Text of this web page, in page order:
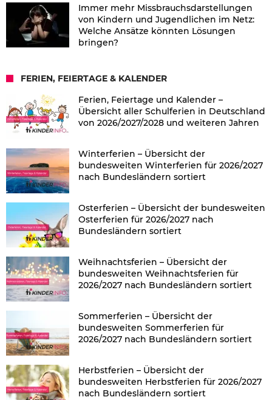
Immer mehr Missbrauchsdarstellungen
von Kindern und Jugendlichen im Netz:
Welche Ansätze könnten Lösungen
bringen?
FERIEN, FEIERTAGE & KALENDER
Ferien, Feiertage und Kalender –
Übersicht aller Schulferien in Deutschland
von 2026/2027/2028 und weiteren Jahren
Winterferien – Übersicht der
bundesweiten Winterferien für 2026/2027
nach Bundesländern sortiert
Osterferien – Übersicht der bundesweiten
Osterferien für 2026/2027 nach
Bundesländern sortiert
Weihnachtsferien – Übersicht der
bundesweiten Weihnachtsferien für
2026/2027 nach Bundesländern sortiert
Sommerferien – Übersicht der
bundesweiten Sommerferien für
2026/2027 nach Bundesländern sortiert
Herbstferien – Übersicht der
bundesweiten Herbstferien für 2026/2027
nach Bundesländern sortiert